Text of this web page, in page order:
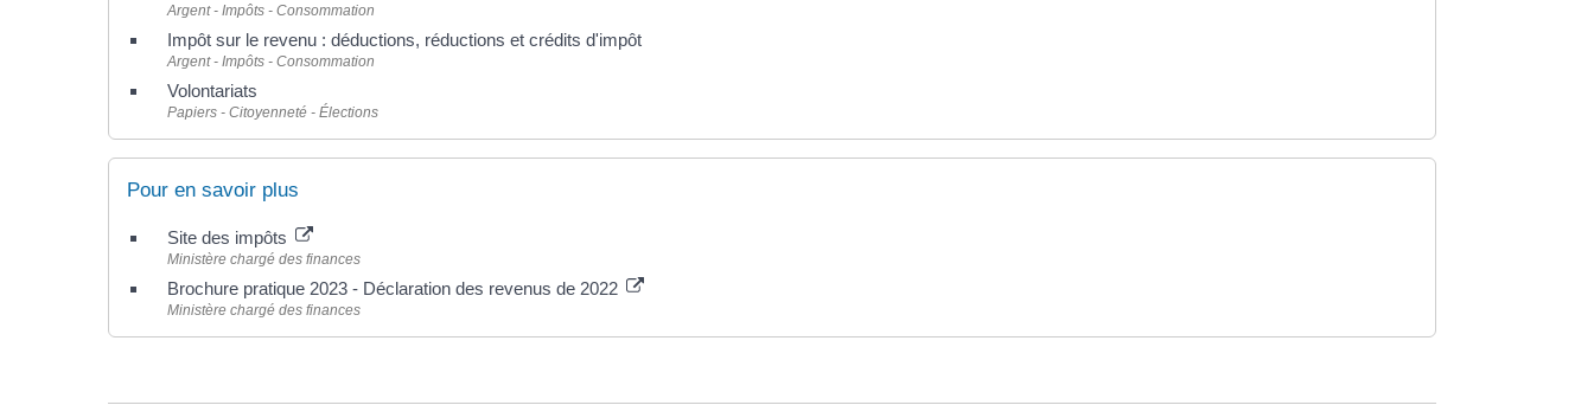
Argent - Impôts - Consommation
Impôt sur le revenu : déductions, réductions et crédits d'impôt
Argent - Impôts - Consommation
Volontariats
Papiers - Citoyenneté - Élections
Pour en savoir plus
Site des impôts
Ministère chargé des finances
Brochure pratique 2023 - Déclaration des revenus de 2022
Ministère chargé des finances